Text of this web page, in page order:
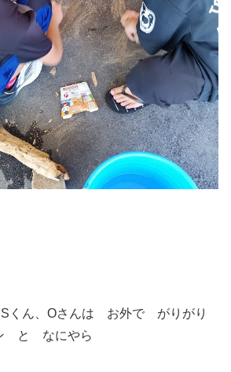
くん、Oさんは お外で がりがり
と なにやら